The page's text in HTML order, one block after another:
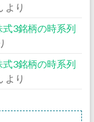
より
3銘柄の時系列
3銘柄の時系列
より